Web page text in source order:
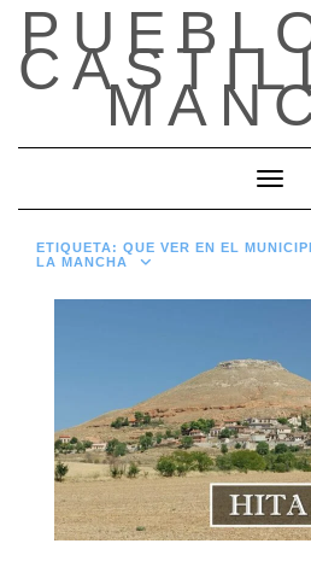
Saltar
contenido
ETIQUETA: QUE VER EN EL
LA MANCHA